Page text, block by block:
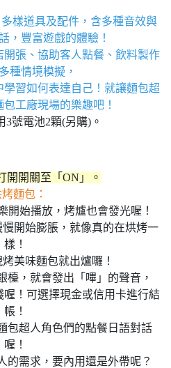
樣道具及配件，含多種音效與
，豐富遊戲的體驗！
張、協助客人點餐、飲料製作
種情境模擬，
習如何表達自己！就讓麵包超
工廠現場的樂趣吧！
號電池2顆(另購)。
開關至「ON」。
麵包：
開始播放，烤爐也會發光喔！
開始膨脹，就像真的在烘烤一
樣！
美味麵包就出爐囉！
檯，就會發出「嗶」的聲音，
！可選擇現金或信用卡進行結
帳！
包超人角色們的點餐日語對話
喔！
的需求，要內用還是外帶呢？